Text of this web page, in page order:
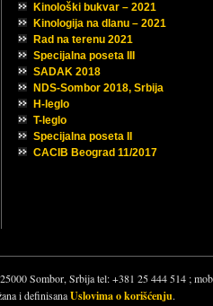
Kinološki bukvar – 2021
Kinologija na dlanu – 2021
Rad na terenu 2021
Specijalna poseta III
SADAK 2018
NDS-Sombor 2018, Srbija
H-leglo
T-leglo
Specijalna poseta II
CACIB Beograd 11/2017
Sombor, Srbija tel: +381 25 444 514 ;
i definisanaUslovima o korišćenju.